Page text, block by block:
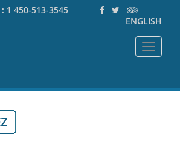
1 450-513-3545
ENGLISH
Toggle